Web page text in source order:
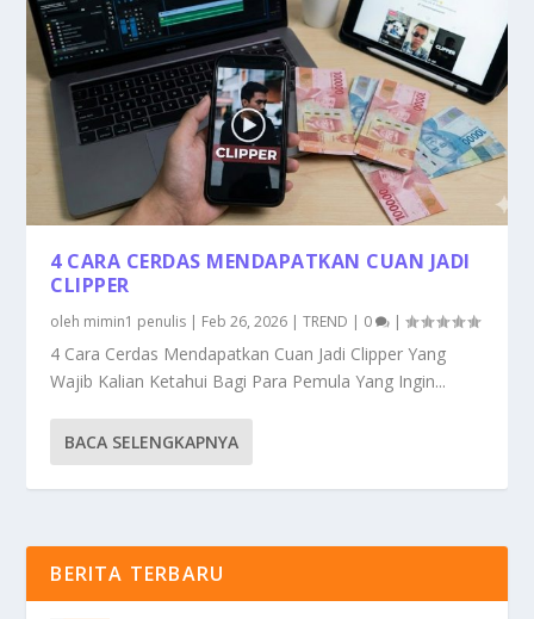
4 CARA CERDAS MENDAPATKAN CUAN JADI
CLIPPER
oleh mimin1 penulis | Feb 26, 2026 |TREND | 0 |
4 Cara Cerdas Mendapatkan Cuan Jadi Clipper Yang
Wajib Kalian Ketahui Bagi Para Pemula Yang Ingin...
BACA SELENGKAPNYA
BERITA TERBARU